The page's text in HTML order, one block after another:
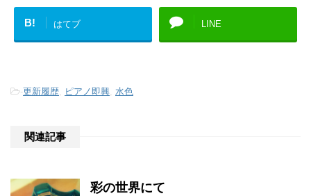
B! はてブ LINE
-更新履歴, ピアノ即興, 水色
関連記事
彩の世界にて